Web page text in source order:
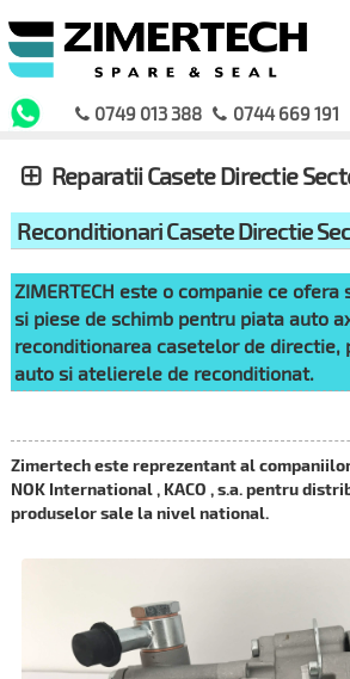
0749 013 388 0744 669 191
Reparatii Casete Directie
Reconditionari Casete Directie
ZIMERTECH este o companie ce
si piese de schimb pentru piata auto
reconditionarea casetelor de directie,
auto si atelierele de reconditionat.
Zimertech este reprezentant al companiilor
NOK International , KACO , s.a. pentru
produselor sale la nivel national.